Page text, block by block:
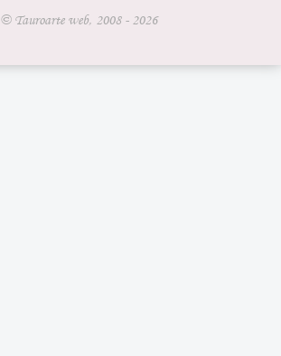
© Tauroarte web, 2008 - 2026